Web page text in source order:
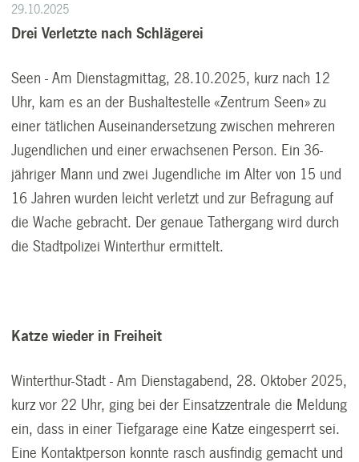
29.10.2025
Drei Verletzte nach Schlägerei
Seen - Am Dienstagmittag, 28.10.2025, kurz nach 12
Uhr, kam es an der Bushaltestelle «Zentrum Seen» zu
einer tätlichen Auseinandersetzung zwischen mehreren
Jugendlichen und einer erwachsenen Person. Ein 36-
jähriger Mann und zwei Jugendliche im Alter von 15 und
16 Jahren wurden leicht verletzt und zur Befragung auf
die Wache gebracht. Der genaue Tathergang wird durch
die Stadtpolizei Winterthur ermittelt.
Katze wieder in Freiheit
Winterthur-Stadt - Am Dienstagabend, 28. Oktober 2025,
kurz vor 22 Uhr, ging bei der Einsatzzentrale die Meldung
ein, dass in einer Tiefgarage eine Katze eingesperrt sei.
Eine Kontaktperson konnte rasch ausfindig gemacht und